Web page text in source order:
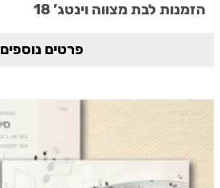
הזמנות לבת מצווה וינטג’ 18
פרטים נוספים